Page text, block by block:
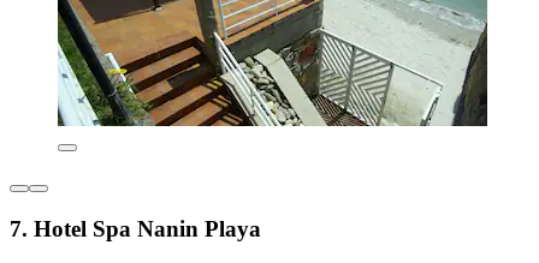
7. Hotel Spa Nanin Playa